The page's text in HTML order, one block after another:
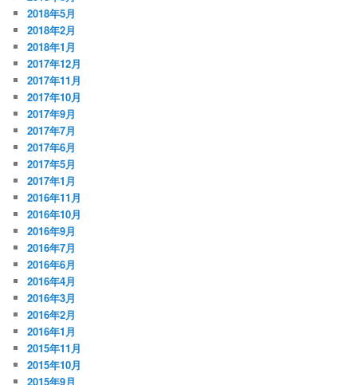
2018年5月
2018年2月
2018年1月
2017年12月
2017年11月
2017年10月
2017年9月
2017年7月
2017年6月
2017年5月
2017年1月
2016年11月
2016年10月
2016年9月
2016年7月
2016年6月
2016年4月
2016年3月
2016年2月
2016年1月
2015年11月
2015年10月
2015年9月